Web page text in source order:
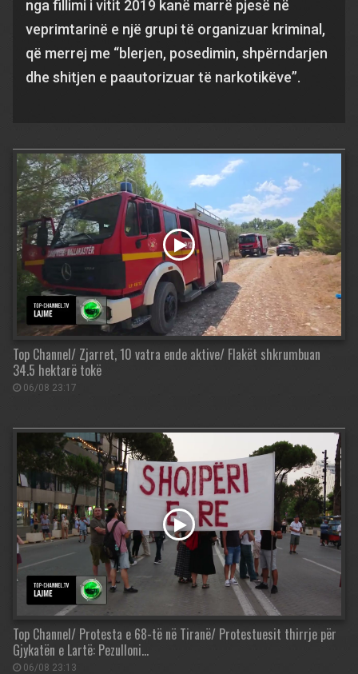
nga fillimi i vitit 2019 kanë marrë pjesë në
veprimtarinë e një grupi të organizuar kriminal,
që merrej me “blerjen, posedimin, shpërndarjen
dhe shitjen e paautorizuar të narkotikëve”.
Top Channel/ Zjarret, 10 vatra ende aktive/ Flakët shkrumbuan
34.5 hektarë tokë
06/08 23:17
Top Channel/ Protesta e 68-të në Tiranë/ Protestuesit thirrje për
Gjykatën e Lartë: Pezulloni…
06/08 23:13